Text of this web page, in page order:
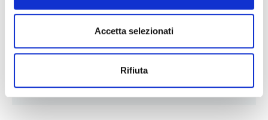
Accetta selezionati
Rifiuta
Azienda*